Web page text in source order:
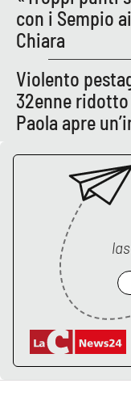
Laconair.it
Lacitymag.it
Ilvibonese.it
APP
Android
con i Sempio
Chiara
Violento
32enne
Paola apre